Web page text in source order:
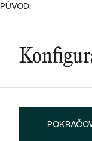
PODLE
PODLE
NA MÍRU
PŮVOD: